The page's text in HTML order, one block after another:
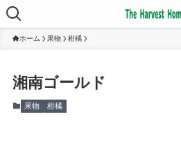
ホーム 果物 柑橘
湘南ゴールド
果物 柑橘